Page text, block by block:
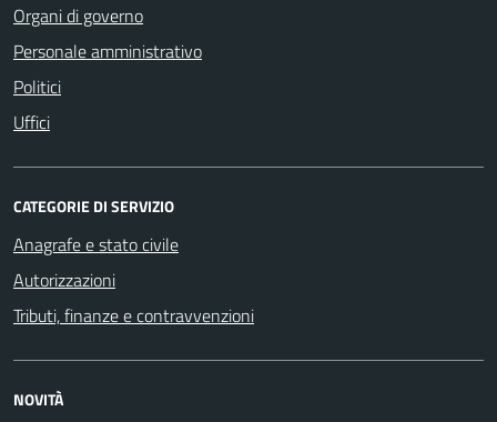
Organi di governo
Personale amministrativo
Politici
Uffici
CATEGORIE DI SERVIZIO
Anagrafe e stato civile
Autorizzazioni
Tributi, finanze e contravvenzioni
NOVITÀ